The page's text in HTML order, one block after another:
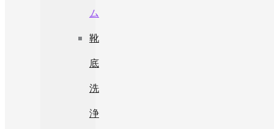
ム
靴
底
洗
浄